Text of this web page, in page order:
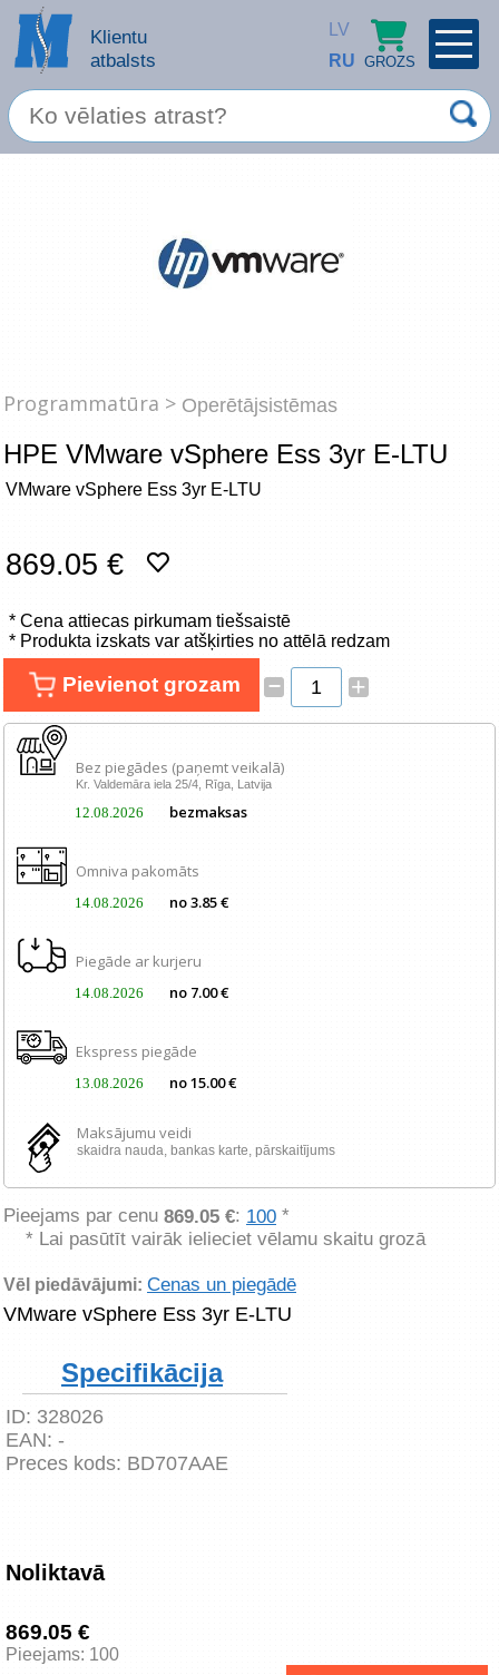
Klientu
atbalsts
LV
RU GROZS
Atcerēties
Aizmirsāt paroli?
Servisa pakalpojumi
Apple produkti
Datoru piederumi
Biroja preces
Viedierīces
TV, Foto un elektronika
Autopreces
Programmatūra > Operētājsistēmas
HPE VMware vSphere Ess 3yr E-LTU
VMware vSphere Ess 3yr E-LTU
869.05 €
* Cena attiecas pirkumam tiešsaistē
* Produkta izskats var atšķirties no attēlā redzam
Pievienot grozam – +
Bez piegādes (paņemt veikalā)
Kr. Valdemāra iela 25/4, Rīga, Latvija
12.08.2026 bezmaksas
Omniva pakomāts
14.08.2026 no 3.85 €
Piegāde ar kurjeru
14.08.2026 no 7.00 €
Ekspress piegāde
13.08.2026 no 15.00 €
Maksājumu veidi
skaidra nauda, ​​bankas karte, pārskaitījums
Pieejams par cenu 869.05 €: 100 *
* Lai pasūtīt vairāk ielieciet vēlamu skaitu grozā
Vēl piedāvājumi: Cenas un piegādē
VMware vSphere Ess 3yr E-LTU
Specifikācija
ID: 328026
EAN: -
Preces kods: BD707AAE
Noliktavā
869.05 €
Pieejams: 100